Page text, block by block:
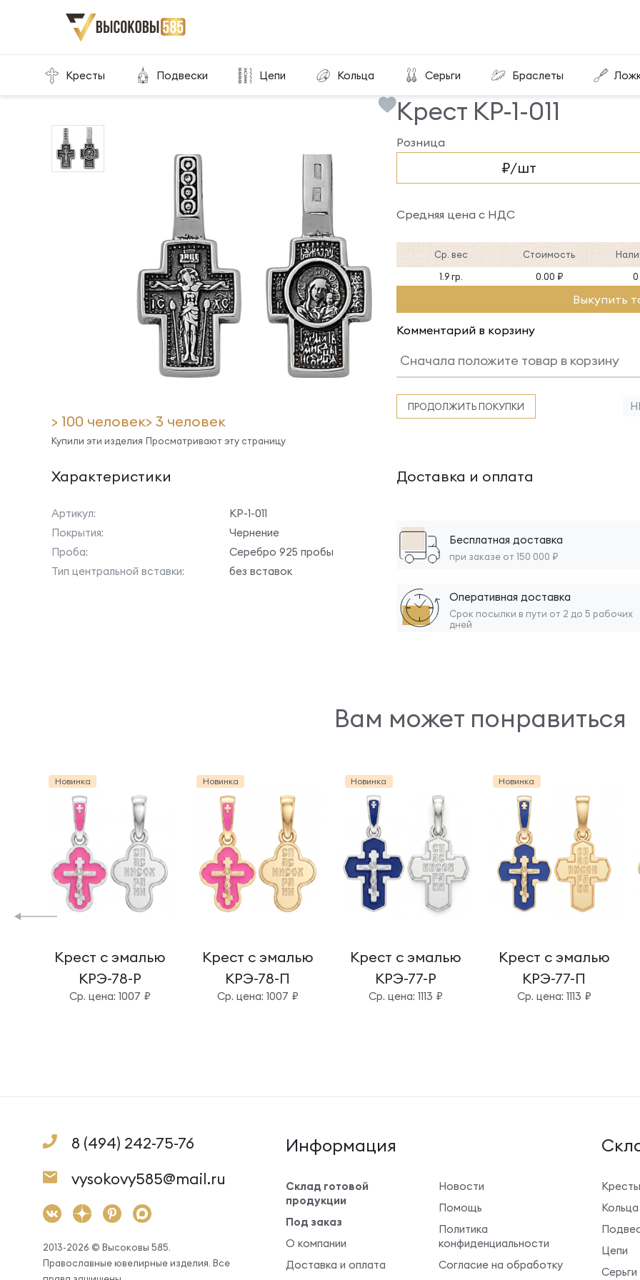
Кресты Подвески Цепи Кольца Серьги Браслеты
Главная Склад готовой продукции Крест КР-1-011
> 100 человек
Купили эти изделия
> 3 человек
Просматривают эту страницу
Крест КР-1-011
Розница
₽/шт
Средняя цена с НДС
Ср. вес Стоимость
1.9 гр.
0.00 ₽ 0
Выкупить
Комментарий в корзину
ПРОДОЛЖИТЬ ПОКУПКИ
Характеристики
Артикул:
КР-1-011
Покрытия:
Чернение
Проба:
Серебро 925 пробы
Тип центральной вставки:
без вставок
Доставка и оплата
Бесплатная доставка
при заказе от 150 000 ₽
Оперативная доставка
Срок посылки в пути от 2 до 5 рабочих
дней
Вам может понравиться
Новинка
Крест с эмалью
КРЭ-78-Р
Cр. цена: 1007 ₽
Новинка
Крест с эмалью
КРЭ-78-П
Cр. цена: 1007 ₽
Новинка
Крест с эмалью
КРЭ-77-Р
Cр. цена: 1113 ₽
Новинка
Крест с эмалью
КРЭ-77-П
Cр. цена: 1113 ₽
8 (494) 242-75-76
vysokovy585@mail.ru
2013-2026 © Высоковы 585.
Православные ювелирные изделия. Все
Информация
Склад готовой
продукции
Под заказ
О компании
Доставка и оплата
Новости
Помощь
Политика
конфиденциальности
Согласие на обработку
Кресты
Кольца
Цепи
Серьги